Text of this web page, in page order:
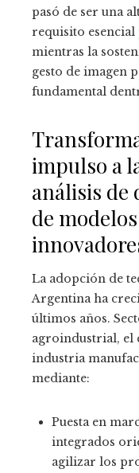
pasó de ser una
requisito esencial
mientras la
gesto de imagen
fundamental
impulso a
análisis de
de
La adopción de
Argentina ha
últimos años.
agroindustrial, el
industria
mediante:
Puesta en
integrados
agilizar los